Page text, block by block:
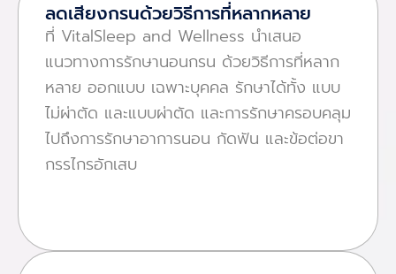
ลดเสียงกรนด้วยวิธีการที่หลากหลาย
ที่ VitalSleep and Wellness นําเสนอ
แนวทางการรักษานอนกรน ด้วยวิธีการที่หลาก
หลาย ออกแบบ เฉพาะบุคคล รักษาได้ทั้ง แบบ
ไม่ผ่าตัด และแบบผ่าตัด และการรักษาครอบคลุม
ไปถึงการรักษาอาการนอน กัดฟัน และข้อต่อขา
กรรไกรอักเสบ